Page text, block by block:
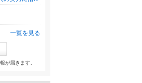
一覧を見る
が届きます。